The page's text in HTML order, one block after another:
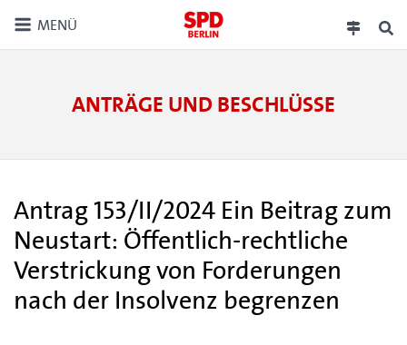
MENÜ
ANTRÄGE UND BESCHLÜSSE
Antrag 153/II/2024 Ein Beitrag zum
Neustart: Öffentlich-rechtliche
Verstrickung von Forderungen
nach der Insolvenz begrenzen